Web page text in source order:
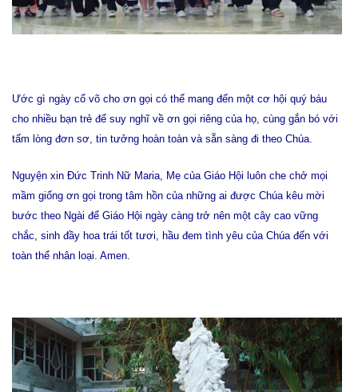
Ước gì ngày cổ võ cho ơn gọi có thể mang đến một cơ hội quý báu
cho nhiều bạn trẻ để suy nghĩ về ơn gọi riêng của họ, cùng gắn bó với
tấm lòng đơn sơ, tin tưởng hoàn toàn và sẵn sàng đi theo Chúa.
Nguyện xin Đức Trinh Nữ Maria, Mẹ của Giáo Hội luôn che chở mọi
mầm giống ơn gọi trong tâm hồn của những ai được Chúa kêu mời
bước theo Ngài để Giáo Hội ngày càng trở nên một cây cao vững
chắc, sinh đầy hoa trái tốt tươi, hầu đem tình yêu của Chúa đến với
toàn thể nhân loại. Amen.